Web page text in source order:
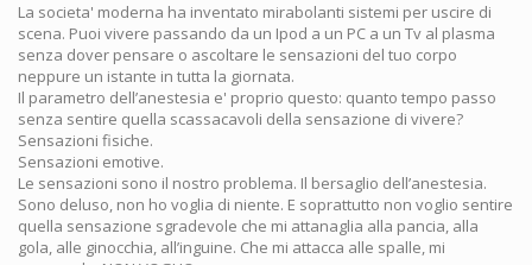
La societa' moderna ha inventato mirabolanti sistemi per uscire di
scena. Puoi vivere passando da un Ipod a un PC a un Tv al plasma
senza dover pensare o ascoltare le sensazioni del tuo corpo
neppure un istante in tutta la giornata.
Il parametro dell’anestesia e' proprio questo: quanto tempo passo
senza sentire quella scassacavoli della sensazione di vivere?
Sensazioni fisiche.
Sensazioni emotive.
Le sensazioni sono il nostro problema. Il bersaglio dell’anestesia.
Sono deluso, non ho voglia di niente. E soprattutto non voglio sentire
quella sensazione sgradevole che mi attanaglia alla pancia, alla
gola, alle ginocchia, all’inguine. Che mi attacca alle spalle, mi